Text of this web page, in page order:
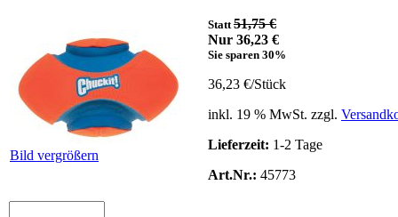
Bild vergrößern
Statt51,75 €
Nur 36,23 €
Sie sparen 30%
36,23 €/Stück
inkl. 19 % MwSt. zzgl.
Lieferzeit: 1-2 Tage
Art.Nr.: 45773